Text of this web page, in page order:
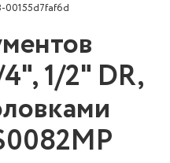
00155d7faf6d
1/2" DR,